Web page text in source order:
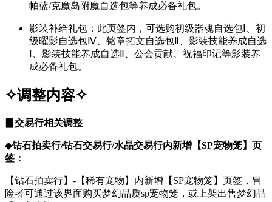
帕蓝/克魔岛附魔自选包等养成必备礼包。
影装补给礼包：此页签内，可选购初级器魂自选包Ⅰ、初
级曜影自选包Ⅳ、铭章拓文自选包Ⅱ、影装技能养成自选
Ⅰ、影装技能养成自选Ⅱ、公会贡献、祝福印记等影装养
成必备礼包。
✧调整内容✧
交易行相关调整
◆钻石拍卖行/钻石交易行/水晶交易行内新增【SP宠物笼】页
签：
【钻石拍卖行】-【稀有宠物】内新增【SP宠物笼】页签，冒
险者可通过该界面购买梦幻品质sp宠物笼，或上架出售梦幻品